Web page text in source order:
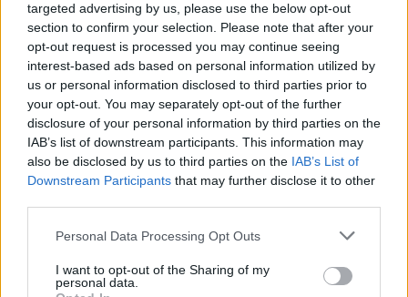
targeted advertising by us, please use the below opt-out
section to confirm your selection. Please note that after your
opt-out request is processed you may continue seeing
interest-based ads based on personal information utilized by
us or personal information disclosed to third parties prior to
your opt-out. You may separately opt-out of the further
disclosure of your personal information by third parties on the
IAB’s list of downstream participants. This information may
also be disclosed by us to third parties on the IAB’s List of
Downstream Participants that may further disclose it to other
Please note that this website/app uses one or more Google
not limited to your visit or usage behaviour. You may click to
grant or deny consent to Google and its third-party tags to
Personal Data Processing Opt Outs
I want to opt-out of the Sharing of my
personal data.
Csomós Miklós a napokban arról nyilatkozott, hogy
folynak a tárgyalások három állami fenntartású
budapesti teátrum - a Magyar Színház, a Játékszín és a Budapesti
Kamaraszínház- fővárosi átvételéről, valamint arról, hogy
Budapesti Operettszínházatátadják a szaktárcának. A
kultúráért felelős főpolgármester-helyettes szerint
az év folyamán szeretnék lezárni ezeket az ügyeket.
Ennek kapcsánSkultétyúr arról, hogy számolt be,
ezen tárgyalások egy részén ő is részt vett és
folyamatosan egyeztet a fővárossal. "A legutóbb
kapott hivatalos levél 2013-as átvételről szól, hiszen
a fővárosnak is költségvetési évben kell
gondolkodnia, ami 2012-re számára már egy
adottság" - tette hozzá.